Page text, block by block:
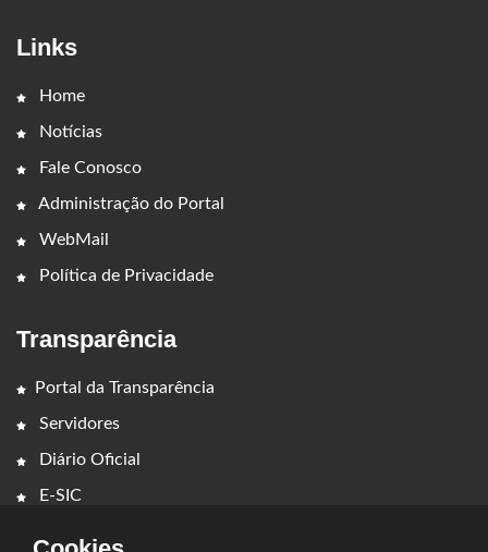
Links
Home
Notícias
Fale Conosco
Administração do Portal
WebMail
Política de Privacidade
Transparência
Portal da Transparência
Servidores
Diário Oficial
E-SIC